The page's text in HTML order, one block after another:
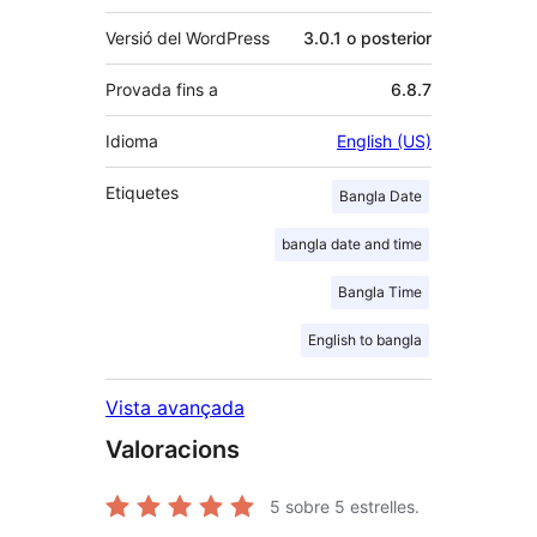
Versió del WordPress 3.0.1 o posterior
Provada fins a 6.8.7
Idioma English (US)
Etiquetes Bangla Date
bangla date and time
Bangla Time
English to bangla
Vista avançada
Valoracions
5 sobre 5 estrelles.